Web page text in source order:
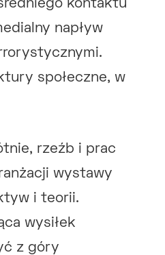
kontaktu
napływ
społeczne, w
rzeźb i prac
wystawy
i teorii.
wysiłek
z góry